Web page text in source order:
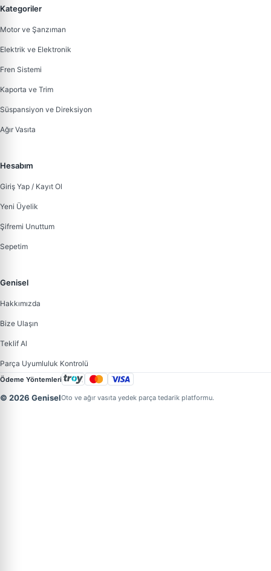
Kategoriler
Motor ve Şanzıman
Elektrik ve Elektronik
Fren Sistemi
Kaporta ve Trim
Süspansiyon ve Direksiyon
Ağır Vasıta
Hesabım
Giriş Yap / Kayıt Ol
Yeni Üyelik
Şifremi Unuttum
Sepetim
Genisel
Hakkımızda
Bize Ulaşın
Teklif Al
Parça Uyumluluk Kontrolü
Ödeme Yöntemleri
© 2026 GeniselOto ve ağır vasıta yedek parça tedarik platformu.